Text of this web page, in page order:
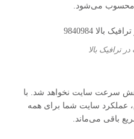
محسوب می‌شود.
ترافیک بالا
کاهش سرعت سایت نخواهد شد. با
عملکرد سایت شما برای همه
باقی می‌ماند.